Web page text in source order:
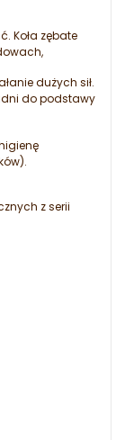
Koła zębate
dużych sił.
do podstawy
z serii